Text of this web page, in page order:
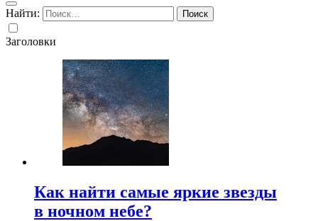
Найти:
Заголовки
Как найти самые яркие звезды
в ночном небе?